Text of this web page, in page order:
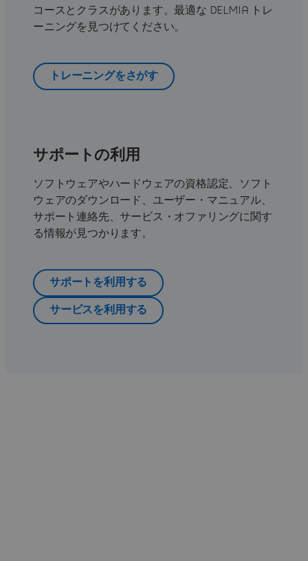
コースとクラスがあります。最適な DELMIA トレ
ーニングを見つけてください。
トレーニングをさがす
サポートの利用
ソフトウェアやハードウェアの資格認定、ソフト
ウェアのダウンロード、ユーザー・マニュアル、
サポート連絡先、サービス・オファリングに関す
る情報が見つかります。
サポートを利用する
サービスを利用する